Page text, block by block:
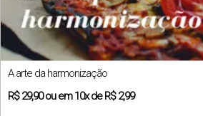
A arte da harmonização
R$29,90ou em10xde R$ 2,99